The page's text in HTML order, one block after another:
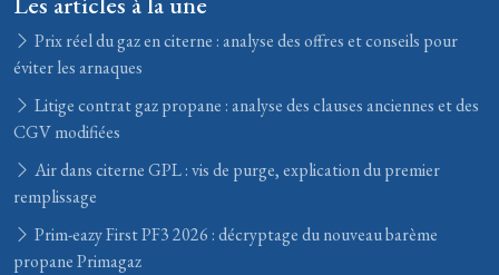
Prix réel du gaz en citerne : analyse des offres et conseils pour
éviter les arnaques
Litige contrat gaz propane : analyse des clauses anciennes et des
CGV modifiées
Air dans citerne GPL : vis de purge, explication du premier
remplissage
Prim-eazy First PF3 2026 : décryptage du nouveau barème
propane Primagaz